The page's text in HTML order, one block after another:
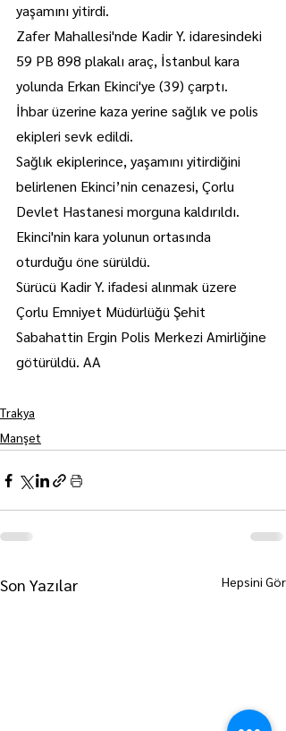
yaşamını yitirdi.
Zafer Mahallesi'nde Kadir Y. idaresindeki
59 PB 898 plakalı araç, İstanbul kara
yolunda Erkan Ekinci'ye (39) çarptı.
İhbar üzerine kaza yerine sağlık ve polis
ekipleri sevk edildi.
Sağlık ekiplerince, yaşamını yitirdiğini
belirlenen Ekinci’nin cenazesi, Çorlu
Devlet Hastanesi morguna kaldırıldı.
Ekinci'nin kara yolunun ortasında
oturduğu öne sürüldü.
Sürücü Kadir Y. ifadesi alınmak üzere
Çorlu Emniyet Müdürlüğü Şehit
Sabahattin Ergin Polis Merkezi Amirliğine
götürüldü. AA
Trakya
Manşet
Son Yazılar Hepsini Gör